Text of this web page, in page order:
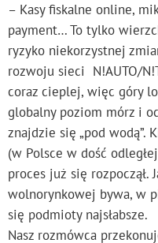
– Kasy fiskalne online,
payment… To tylko
ryzyko niekorzystnej
rozwoju sieci N!AUTO/
coraz cieplej, więc góry
globalny poziom mórz i
znajdzie się „pod wodą”.
(w Polsce w dość
proces już się rozpoczął.
wolnorynkowej bywa, w
się podmioty najsłabsze.
Nasz rozmówca